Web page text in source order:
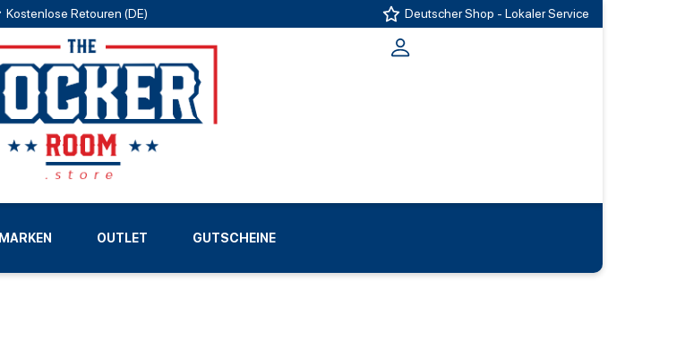
Kostenlose Retouren (DE) Deutscher Shop - Lokaler Service
MARKEN
LIGEN
OUTLET GUTSCHEINE